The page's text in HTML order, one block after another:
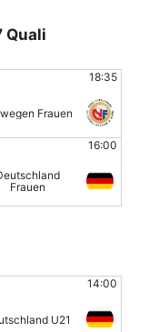
Quali
18:35
Frauen
16:00
Frauen
14:00
U21